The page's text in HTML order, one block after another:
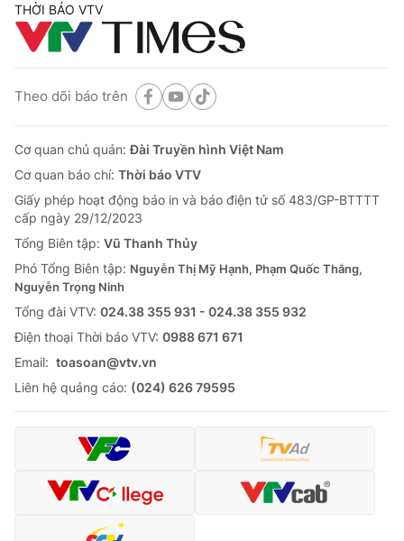
THỜI BÁO VTV
Theo dõi báo trên
Cơ quan chủ quản:Đài Truyền hình Việt Nam
Cơ quan báo chí: Thời báo VTV
Giấy phép hoạt động báo in và báo điện tử số 483/GP-BTTTT
cấp ngày 29/12/2023
Tổng Biên tập: Vũ Thanh Thủy
Phó Tổng Biên tập: Nguyễn Thị Mỹ Hạnh, Phạm Quốc Thắng,
Nguyễn Trọng Ninh
Tổng đài VTV: 024.38 355 931 - 024.38 355 932
Ðiện thoại Thời báo VTV: 0988 671 671
Email: toasoan@vtv.vn
Liên hệ quảng cáo: (024) 626 79595